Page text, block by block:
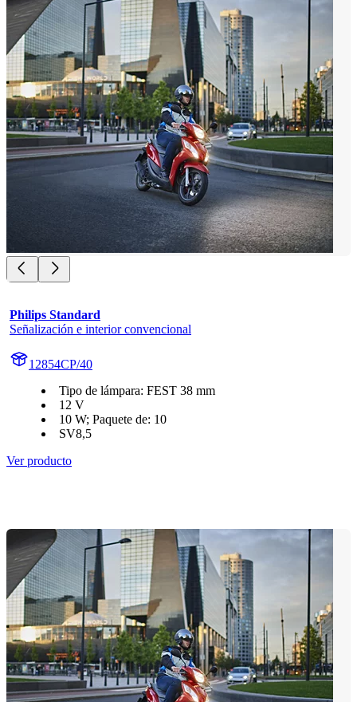
Philips Standard
Señalización e interior convencional
12854CP/40
Tipo de lámpara: FEST 38 mm
12 V
10 W; Paquete de: 10
SV8,5
Ver producto